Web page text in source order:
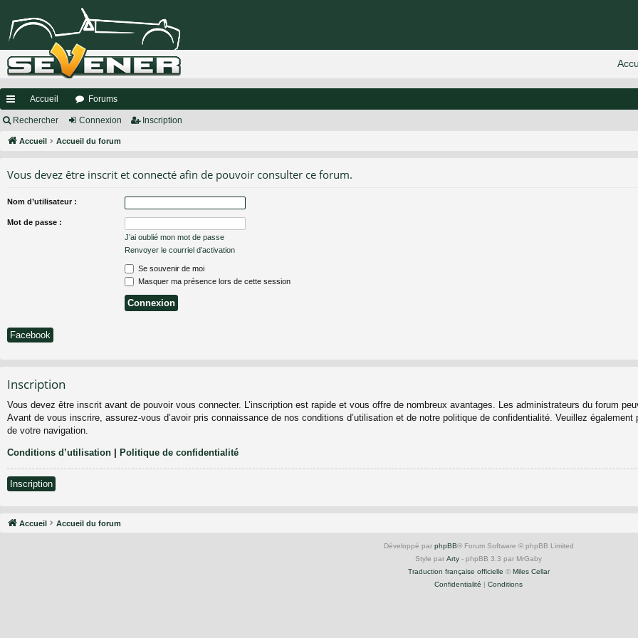
ac
co
s
Accueil Forums
Rechercher Connexion Inscription
Accueil Accueil du forum
Vous devez être inscrit et connecté afin de pouvoir consulter ce forum.
Nom d’utilisateur :
Mot de passe :
J’ai oublié mon mot de passe
Renvoyer le courriel d’activation
Se souvenir de moi
Masquer ma présence lors de cette session
Facebook
Inscription
Vous devez être inscrit avant de pouvoir vous connecter. L’inscription est rapide et vous offre de nombreux avantages. Les administrateurs du forum
Avant de vous inscrire, assurez-vous d’avoir pris connaissance de nos conditions d’utilisation et de notre politique de confidentialité. Veuillez
de votre navigation.
Conditions d’utilisation | Politique de confidentialité
Inscription
Accueil Accueil du forum
Développé par phpBB® Forum Software © phpBB Limited
Style par Arty - phpBB 3.3 par MrGaby
Traduction française officielle © Miles Cellar
Confidentialité | Conditions